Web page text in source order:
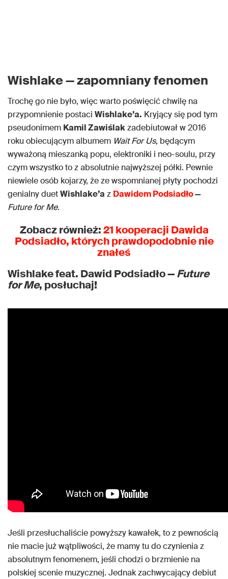
Wishlake — zapomniany fenomen
Trochę go nie było, więc warto poświęcić chwilę na
przypomnienie postaci Wishlake’a. Kryjący się pod tym
pseudonimem Kamil Zawiślakzadebiutował w 2016
roku obiecującym albumem Wait For Us, będącym
wyważoną mieszanką popu, elektroniki i neo-soulu, przy
czym wszystko to z absolutnie najwyższej półki. Pewnie
niewiele osób kojarzy, że ze wspomnianej płyty pochodzi
genialny duetWishlake’a z Dawidem Podsiadło—
Future for Me.
Zobacz również:21 kooperacji Dawida
Podsiadło, których prawdopodobnie nie
znałeś
Wishlake feat. Dawid Podsiadło —Future
for Me, posłuchaj!
Jeśli przesłuchaliście powyższy kawałek, to z pewnością
nie macie już wątpliwości, że mamy tu do czynienia z
absolutnym fenomenem, jeśli chodzi o brzmienie na
polskiej scenie muzycznej. Jednak zachwycający debiut